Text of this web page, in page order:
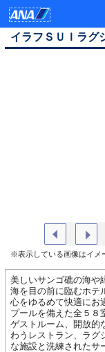
イラフＳＵＩラグ
※表示している画像はイメ
美しいサンゴ礁の海や
海を目の前に臨むホテ
心をゆるめて快適にお
プールを備えた全５８
ゲストルーム、開放的
わうレストラン、ラグ
な施設と洗練されたサ